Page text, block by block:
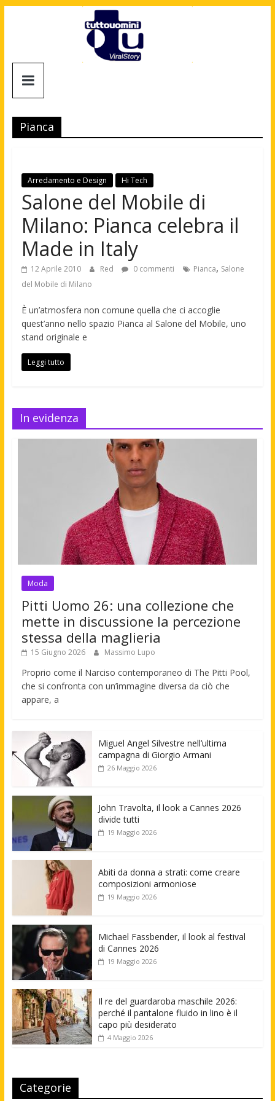
Tuttouomini
Tv,
Cinema,
news
moda
maschile
Pianca
Arredamento e Design Hi Tech
Salone del Mobile di
Milano: Pianca celebra il
Made in Italy
12 Aprile 2010 Red 0 commenti Pianca, Salone
del Mobile di Milano
È un’atmosfera non comune quella che ci accoglie
quest’anno nello spazio Pianca al Salone del Mobile, uno
stand originale e
Leggi tutto
In evidenza
Moda
Pitti Uomo 26: una collezione che
mette in discussione la percezione
stessa della maglieria
15 Giugno 2026 Massimo Lupo
Proprio come il Narciso contemporaneo di The Pitti Pool,
che si confronta con un’immagine diversa da ciò che
appare, a
Miguel Angel Silvestre nell’ultima
campagna di Giorgio Armani
26 Maggio 2026
John Travolta, il look a Cannes 2026
divide tutti
19 Maggio 2026
Abiti da donna a strati: come creare
composizioni armoniose
19 Maggio 2026
Michael Fassbender, il look al festival
di Cannes 2026
19 Maggio 2026
Il re del guardaroba maschile 2026:
perché il pantalone fluido in lino è il
capo più desiderato
4 Maggio 2026
Categorie